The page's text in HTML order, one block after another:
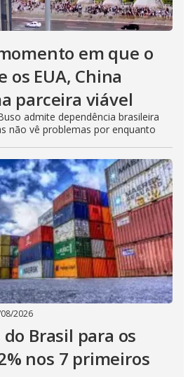
em que o
EUA, China
parceira viável
admite dependência brasileira
não vê problemas por enquanto
2026
Brasil para os
nos 7 primeiros